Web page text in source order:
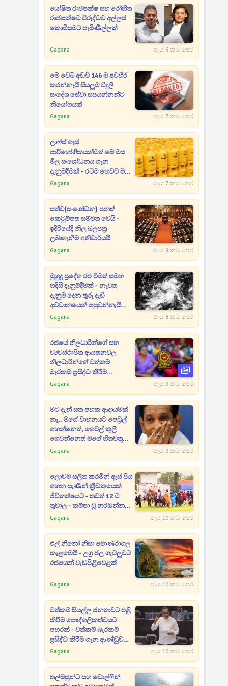
යෝෂිත රාජපක්ෂ සහ රෝහිත
රාජපක්ෂට විරුද්ධව අල්ලස්
කොමිසමට පැමිණිල්ලක්
Gagana පැය 6 කට පෙර
මේ වෙබ් අඩවි 146 ම අවහිර
කරන්නැයි සියලුම විදුලි
සංදේශ සේවා සපයන්නන්ට
නියෝගයක්
Gagana පැය 7 කට පෙර
ලාෆ්ස් ගැස්
පාරිභෝගිකයන්ටත් මේ මස
මිල සංශෝධනය ගැන
දැනුම්දීමක් - රටම හෙව්ව මිල
ගණන් මෙන්න
Gagana පැය 7 කට පෙර
සත්ව(සංශෝධන) පනත්
කෙටුම්පත සම්මත වෙයි -
ඉදිරියේදී නිල බලපත්‍ර
ලබාගැනීම අනිවාර්යයි
Gagana පැය 8 කට පෙර
මුහුදු ප්‍රදේශ රළු වීමත් සමඟ
හදිසි දැනුම්දීමක් - නැවත
දැනුම් දෙන තුරු දැඩි
අවධානයෙන් පසුවන්නැයි
දන්වයි
Gagana පැය 8 කට පෙර
රජයේ නිලධාරීන්ගේ සහ
ව්‍යවස්ථාපිත ආයතනවල
නිලධාරින්ගේ වත්කම්
බැරකම් ප්‍රසිද්ධ කිරීම
සම්බන්ධයෙන් සංශෝධනයක්
Gagana පැය 9 කට පෙර
මට දැන් සත පහක ආදායමක්
නෑ.. මගේ වාහනයට පෙට්‍රල්
ගහන්නෙත්, ගෙවල් කුලී
ගෙවන්නෙත් මගේ හිතවතුන්
- දේශපාලනේට ආවැයින් වූ
Gagana පැය 9 කට පෙර
ලොවම සලිත කරමින් ඇස් පිය
ගහන සැණින් ක්‍රීඩකයෙක්
ජීවිතක්ෂයට - තවත් 12 ට
තුවාල - කම්පා වූ නරඹන්නන්
සියලු දෙනා පිටියට දුවන් එයි
Gagana පැය 10 කට පෙර
එල් නිනෝ නිසා මොණරාගල
කැළඹෙයි - උග්‍ර ජල ගැටලුවට
රජයෙන් වැඩපිළිවෙළක්
Gagana පැය 10 කට පෙර
වත්කම් සියල්ල ජනතාවට එළි
කිරීම පෞද්ගලිකත්වයට
පහරක් - වත්කම් බැරකම්
ප්‍රසිද්ධ කිරීම ගැන ආණ්ඩුව
ගන්න යන අලුත්ම තීරණය
Gagana පැය 10 කට පෙර
තල්මසුන්ට සහ ඩොල්ෆින්